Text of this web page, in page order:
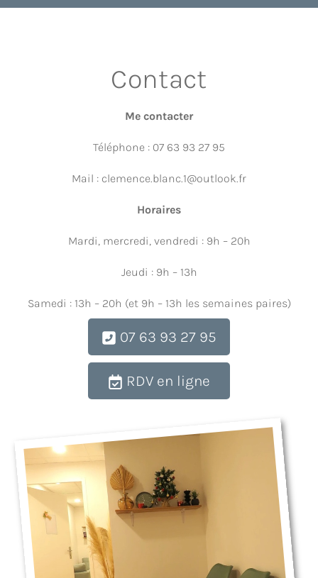
Contact
Me contacter
Téléphone : 07 63 93 27 95
Mail : clemence.blanc.1@outlook.fr
Horaires
Mardi, mercredi, vendredi : 9h – 20h
Jeudi : 9h – 13h
Samedi : 13h – 20h (et 9h – 13h les semaines paires)
07 63 93 27 95
RDV en ligne